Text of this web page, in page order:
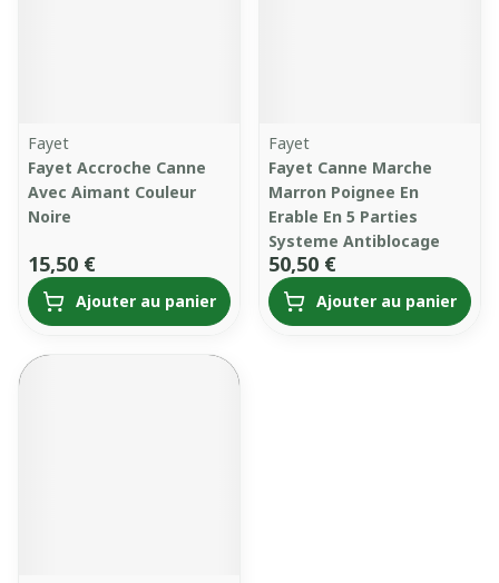
Fayet
Fayet Accroche Canne
Avec Aimant Couleur
Noire
15,50 €
Ajouter au panier
Fayet
Fayet Canne Marche
Marron Poignee En
Erable En 5 Parties
Systeme Antiblocage
50,50 €
Ajouter au panier